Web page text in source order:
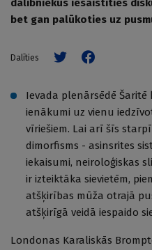
dalībniekus iesaistīties
bet gan palūkoties uz
Dalīties
Ievada plenārsēdē Šaritē
ienākumi uz vienu
vīriešiem. Lai arī šīs
dimorfisms - asinsrites
iekaisumi, neiroloģiskas
ir izteiktāka sievietēm,
atšķirības mūža otrajā
atšķirīgā veidā iespaido
Londonas Karaliskās